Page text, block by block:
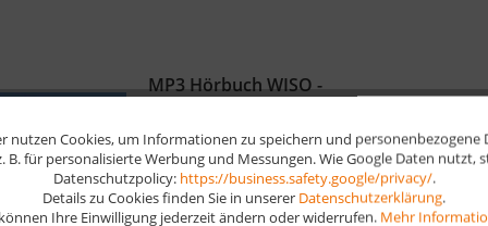
MP3 Hörbuch WISO -
Prüfungsvorbereitung WISO
MP3 Sofortdownload für alle
gängigen Ausbildungsberufe
Die Prüfung in Wirtschafts-
nutzen Cookies, um Informationen zu speichern und personenbezogene
B. für personalisierte Werbung und Messungen. Wie Google Daten nutzt,
Datenschutzpolicy: https://business.safety.google/privacy/.
Details zu Cookies finden Sie in unserer Datenschutzerklärung.
Ihre Einwilligung jederzeit ändern oder widerrufen. Mehr